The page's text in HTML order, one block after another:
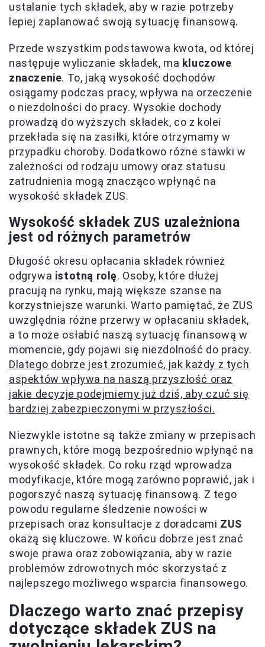
ustalanie tych składek, aby w razie potrzeby
lepiej zaplanować swoją sytuację finansową.
Przede wszystkim podstawowa kwota, od której
następuje wyliczanie składek, ma kluczowe
znaczenie. To, jaką wysokość dochodów
osiągamy podczas pracy, wpływa na orzeczenie
o niezdolności do pracy. Wysokie dochody
prowadzą do wyższych składek, co z kolei
przekłada się na zasiłki, które otrzymamy w
przypadku choroby. Dodatkowo różne stawki w
zależności od rodzaju umowy oraz statusu
zatrudnienia mogą znacząco wpłynąć na
wysokość składek ZUS.
Wysokość składek ZUS uzależniona
jest od różnych parametrów
Długość okresu opłacania składek również
odgrywa istotną rolę. Osoby, które dłużej
pracują na rynku, mają większe szanse na
korzystniejsze warunki. Warto pamiętać, że ZUS
uwzględnia różne przerwy w opłacaniu składek,
a to może osłabić naszą sytuację finansową w
momencie, gdy pojawi się niezdolność do pracy.
Dlatego dobrze jest zrozumieć, jak każdy z tych
aspektów wpływa na naszą przyszłość oraz
jakie decyzje podejmiemy już dziś, aby czuć się
bardziej zabezpieczonymi w przyszłości.
Niezwykle istotne są także zmiany w przepisach
prawnych, które mogą bezpośrednio wpłynąć na
wysokość składek. Co roku rząd wprowadza
modyfikacje, które mogą zarówno poprawić, jak i
pogorszyć naszą sytuację finansową. Z tego
powodu regularne śledzenie nowości w
przepisach oraz konsultacje z doradcami ZUS
okażą się kluczowe. W końcu dobrze jest znać
swoje prawa oraz zobowiązania, aby w razie
problemów zdrowotnych móc skorzystać z
najlepszego możliwego wsparcia finansowego.
Dlaczego warto znać przepisy
dotyczące składek ZUS na